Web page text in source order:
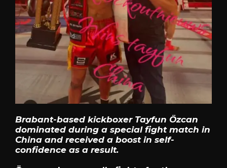
Brabant-based kickboxer Tayfun Özcan
dominated during a special fight match in
China and received a boost in self-
confidence as a result.